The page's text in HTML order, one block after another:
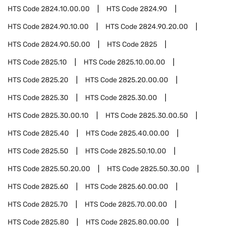
HTS Code2824.10.00.00 HTS Code2824.90
HTS Code2824.90.10.00 HTS Code2824.90.20.00
HTS Code2824.90.50.00 HTS Code2825
HTS Code2825.10 HTS Code2825.10.00.00
HTS Code2825.20 HTS Code2825.20.00.00
HTS Code2825.30 HTS Code2825.30.00
HTS Code2825.30.00.10 HTS Code2825.30.00.50
HTS Code2825.40 HTS Code2825.40.00.00
HTS Code2825.50 HTS Code2825.50.10.00
HTS Code2825.50.20.00 HTS Code2825.50.30.00
HTS Code2825.60 HTS Code2825.60.00.00
HTS Code2825.70 HTS Code2825.70.00.00
HTS Code2825.80 HTS Code2825.80.00.00